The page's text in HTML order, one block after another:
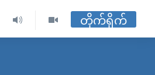
တိုက်ရိုက်